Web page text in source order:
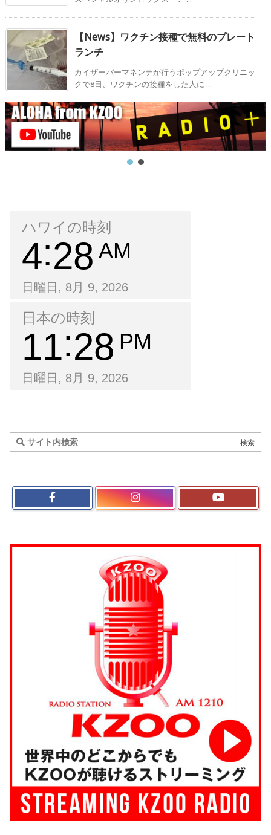
【News】ワクチン接種で無料のプレート
ランチ
カイザーパーマネンテが行うポップアップクリニッ
クで8日、ワクチンの接種をした人に ...
ハワイの時刻
4 28 AM
日曜日, 8月 9, 2026
日本の時刻
11 28 PM
日曜日, 8月 9, 2026